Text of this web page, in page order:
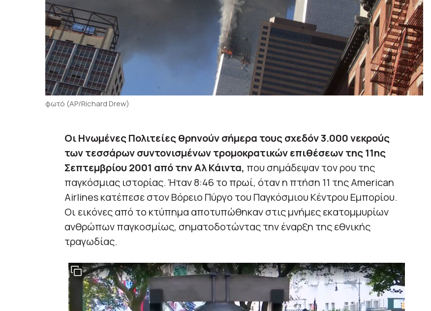
φωτό (AP/Richard Drew)
Οι Ηνωμένες Πολιτείες θρηνούν σήμερα τους σχεδόν 3.000 νεκρούς
των τεσσάρων συντονισμένων τρομοκρατικών επιθέσεων της 11ης
Σεπτεμβρίου 2001 από την Αλ Κάιντα, που σημάδεψαν τον ρου της
παγκόσμιας ιστορίας. Ήταν 8:46 το πρωί, όταν η πτήση 11 της American
Airlines κατέπεσε στον Βόρειο Πύργο του Παγκόσμιου Κέντρου Εμπορίου.
Οι εικόνες από το κτύπημα αποτυπώθηκαν στις μνήμες εκατομμυρίων
ανθρώπων παγκοσμίως, σηματοδοτώντας την έναρξη της εθνικής
τραγωδίας.